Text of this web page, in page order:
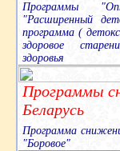
Программы
"Расширенный
программа (
здоровое
здоровья
Программы
Беларусь
Программа
"Боровое"